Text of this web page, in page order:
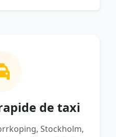
de taxi
Stockholm,